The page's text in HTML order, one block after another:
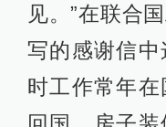
见。”在联合
写的感谢信
时工作常年